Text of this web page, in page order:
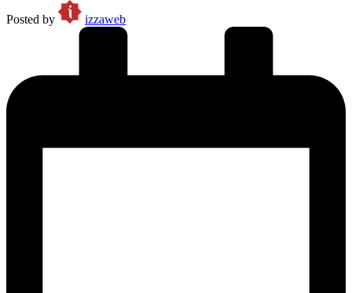
Posted by
izzaweb